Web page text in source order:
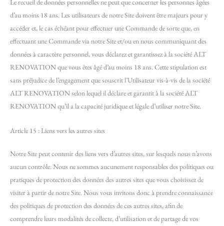
Le recueil de données personnelles ne peut que concerner les personnes âgées
d’au moins 18 ans. Les utilisateurs de notre Site doivent être majeurs pour y
accéder et, le cas échéant pour effectuer une Commande de sorte que, en
effectuant une Commande via notre Site et/ou en nous communiquant des
données à caractère personnel, vous déclarez et garantissez à la société ALT
RENOVATION que vous êtes âgé d’au moins 18 ans. Cette stipulation est
sans préjudice de l’engagement que souscrit l’Utilisateur vis-à-vis de la société
ALT RENOVATION selon lequel il déclare et garantit à la société ALT
RENOVATION qu’il a la capacité juridique et légale d’utiliser notre Site.
Article 15 : Liens vers les autres sites
Notre Site peut contenir des liens vers d’autres sites, sur lesquels nous n’avons
aucun contrôle. Nous ne sommes aucunement responsables des politiques ou
pratiques de protection des données des autres sites que vous choisissez de
visiter à partir de notre Site. Nous vous invitons donc à prendre connaissance
des politiques de protection des données de ces autres sites, afin de
comprendre leurs modalités de collecte, d’utilisation et de partage de vos